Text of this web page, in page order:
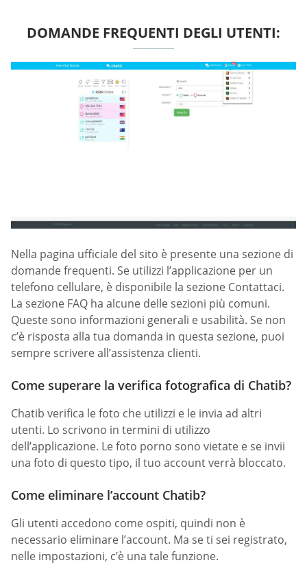
DOMANDE FREQUENTI DEGLI UTENTI:
Nella pagina ufficiale del sito è presente una sezione di
domande frequenti. Se utilizzi l’applicazione per un
telefono cellulare, è disponibile la sezione Contattaci.
La sezione FAQ ha alcune delle sezioni più comuni.
Queste sono informazioni generali e usabilità. Se non
c’è risposta alla tua domanda in questa sezione, puoi
sempre scrivere all’assistenza clienti.
Come superare la verifica fotografica di Chatib?
Chatib verifica le foto che utilizzi e le invia ad altri
utenti. Lo scrivono in termini di utilizzo
dell’applicazione. Le foto porno sono vietate e se invii
una foto di questo tipo, il tuo account verrà bloccato.
Come eliminare l’account Chatib?
Gli utenti accedono come ospiti, quindi non è
necessario eliminare l’account. Ma se ti sei registrato,
nelle impostazioni, c’è una tale funzione.